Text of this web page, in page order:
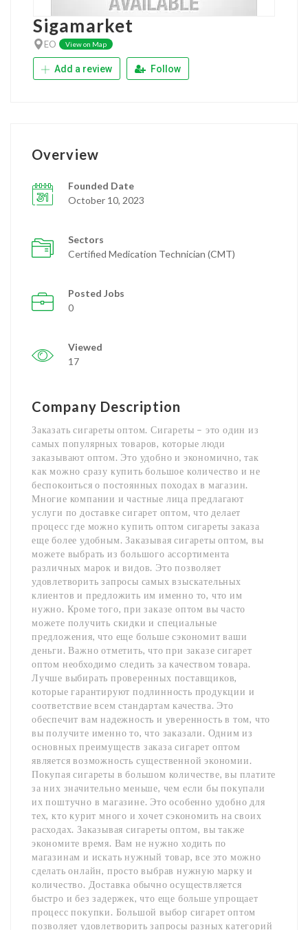
Sigamarket
EO View on Map
Add a review Follow
Overview
Founded Date
October 10, 2023
Sectors
Certified Medication Technician (CMT)
Posted Jobs
0
Viewed
17
Company Description
Заказать сигареты оптом. Сигареты – это один из
самых популярных товаров, которые люди
заказывают оптом. Это удобно и экономично, так
как можно сразу купить большое количество и не
беспокоиться о постоянных походах в магазин.
Многие компании и частные лица предлагают
услуги по доставке сигарет оптом, что делает
процесс где можно купить оптом сигареты заказа
еще более удобным. Заказывая сигареты оптом, вы
можете выбрать из большого ассортимента
различных марок и видов. Это позволяет
удовлетворить запросы самых взыскательных
клиентов и предложить им именно то, что им
нужно. Кроме того, при заказе оптом вы часто
можете получить скидки и специальные
предложения, что еще больше сэкономит ваши
деньги. Важно отметить, что при заказе сигарет
оптом необходимо следить за качеством товара.
Лучше выбирать проверенных поставщиков,
которые гарантируют подлинность продукции и
соответствие всем стандартам качества. Это
обеспечит вам надежность и уверенность в том, что
вы получите именно то, что заказали. Одним из
основных преимуществ заказа сигарет оптом
является возможность существенной экономии.
Покупая сигареты в большом количестве, вы платите
за них значительно меньше, чем если бы покупали
их поштучно в магазине. Это особенно удобно для
тех, кто курит много и хочет сэкономить на своих
расходах. Заказывая сигареты оптом, вы также
экономите время. Вам не нужно ходить по
магазинам и искать нужный товар, все это можно
сделать онлайн, просто выбрав нужную марку и
количество. Доставка обычно осуществляется
быстро и без задержек, что еще больше упрощает
процесс покупки. Большой выбор сигарет оптом
позволяет удовлетворить запросы разных категорий